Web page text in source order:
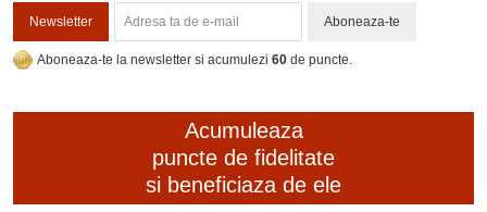
Newsletter Aboneaza-te
Aboneaza-te la newsletter si acumulezi 60 de puncte.
Acumuleaza
puncte de fidelitate
si beneficiaza de ele